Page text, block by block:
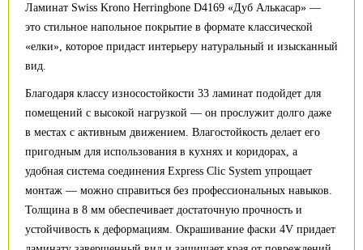
Ламинат Swiss Krono Herringbone D4169 «Дуб Алькасар» —
это стильное напольное покрытие в формате классической
«елки», которое придаст интерьеру натуральный и изысканный
вид.
Благодаря классу износостойкости 33 ламинат подойдет для
помещений с высокой нагрузкой — он прослужит долго даже
в местах с активным движением. Влагостойкость делает его
пригодным для использования в кухнях и коридорах, а
удобная система соединения Express Clic System упрощает
монтаж — можно справиться без профессиональных навыков.
Толщина в 8 мм обеспечивает достаточную прочность и
устойчивость к деформациям. Окрашивание фаски 4V придает